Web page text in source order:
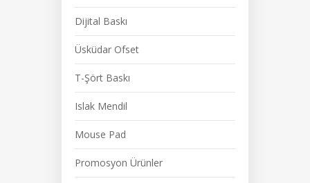
Dijital Baskı
Üsküdar Ofset
T-Şört Baskı
Islak Mendil
Mouse Pad
Promosyon Ürünler